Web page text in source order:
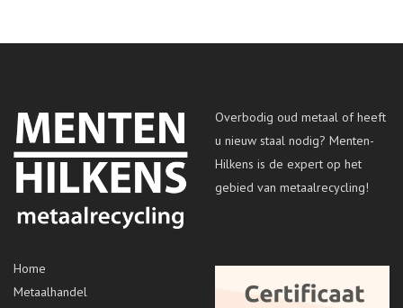
Overbodig oud metaal of heeft
u nieuw staal nodig? Menten-
Hilkens is de expert op het
gebied van metaalrecycling!
Home
Metaalhandel